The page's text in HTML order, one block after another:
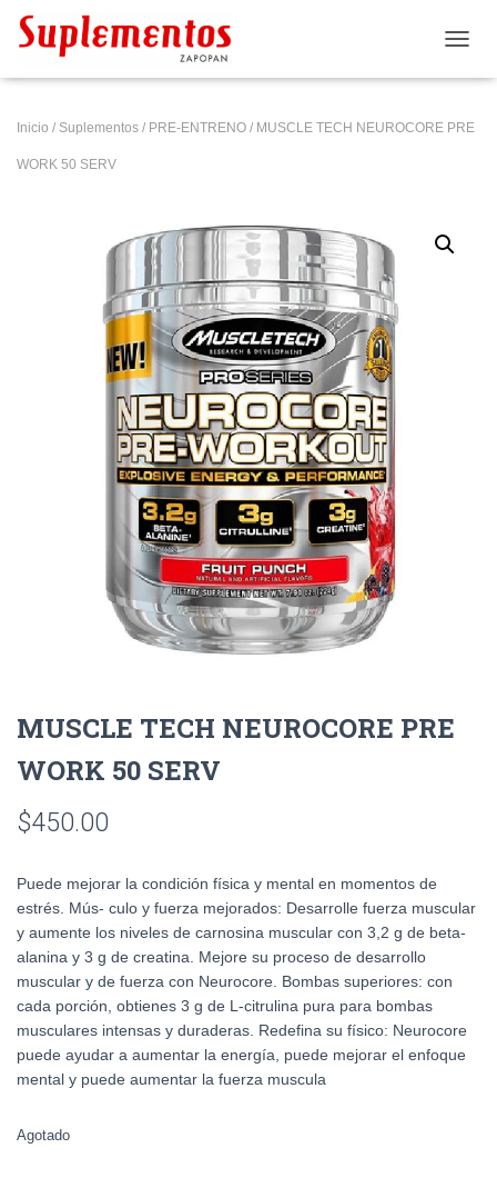
Inicio / Suplementos / PRE-ENTRENO / MUSCLE TECH NEUROCORE PRE
WORK 50 SERV
MUSCLE TECH NEUROCORE PRE
WORK 50 SERV
$450.00
Puede mejorar la condición física y mental en momentos de
estrés. Mús- culo y fuerza mejorados: Desarrolle fuerza muscular
y aumente los niveles de carnosina muscular con 3,2 g de beta-
alanina y 3 g de creatina. Mejore su proceso de desarrollo
muscular y de fuerza con Neurocore. Bombas superiores: con
cada porción, obtienes 3 g de L-citrulina pura para bombas
musculares intensas y duraderas. Redefina su físico: Neurocore
puede ayudar a aumentar la energía, puede mejorar el enfoque
mental y puede aumentar la fuerza muscula
Agotado